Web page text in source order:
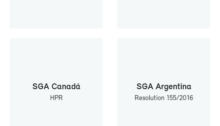
SGA Ca­na­dá
HPR
SGA Ar­gen­ti­na
Re­so­lu­tion 155/2016